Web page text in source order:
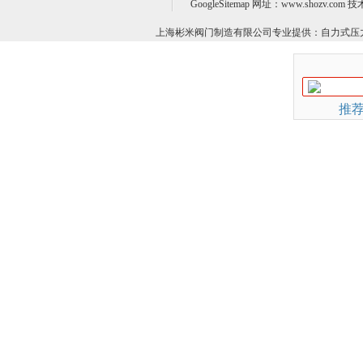
GoogleSitemap 网址：www.shozv.com 技
上海彬米阀门制造有限公司专业提供： 自力式压
推